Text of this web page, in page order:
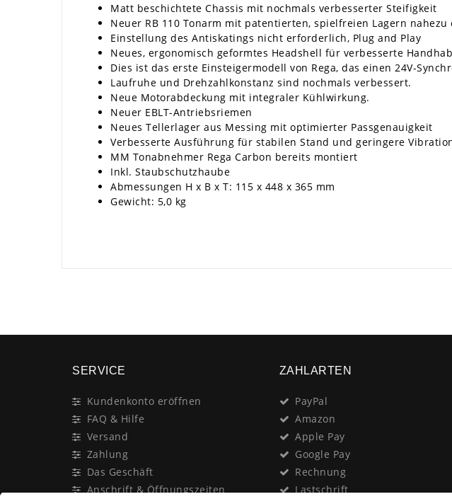
Matt beschichtete Chassis mit nochmals verbesserter Steifigkeit
Neuer RB 110 Tonarm mit patentierten, spielfreien Lagern nahezu
Einstellung des Antiskatings nicht erforderlich, Plug and Play
Neues, ergonomisch geformtes Headshell für verbesserte
Dies ist das erste Einsteigermodell von Rega, das einen 24V-
Laufruhe und Drehzahlkonstanz sind nochmals verbessert.
Neue Motorabdeckung mit integraler Kühlwirkung.
Neuer EBLT-Antriebsriemen
Neues Tellerlager aus Messing mit optimierter Passgenauigkeit
Verbesserte Ausführung für stabilen Stand und geringere
MM Tonabnehmer Rega Carbon bereits montiert
Inkl. Staubschutzhaube
Abmessungen H x B x T: 115 x 448 x 365 mm
Gewicht: 5,0 kg
SERVICE
Kundenkonto eröffnen
FAQ & Hilfe
Versand
Zahlung
Das Geschäft
Anschrift & Öffnungszeiten
ZAHLARTEN
PayPal
Amazon
Apple Pay
Google Pay
Rechnung
Lastschrift